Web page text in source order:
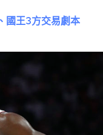
國王3方交易劇本